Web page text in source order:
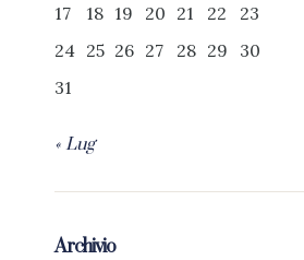
17
18 19 20 21 22
23
24 25 26 27 28 29
30
31
« Lug
Archivio